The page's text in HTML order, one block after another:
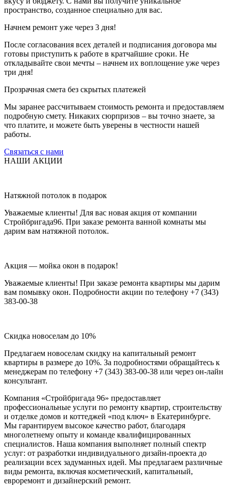
пространство, созданное специально для вас.
Начнем ремонт уже через 3 дня!
После согласования всех деталей и подписания договора мы
готовы приступить к работе в кратчайшие сроки. Не
откладывайте свои мечты – начнем их воплощение уже через
три дня!
Прозрачная смета без скрытых платежей
Мы заранее рассчитываем стоимость ремонта и предоставляем
подробную смету. Никаких сюрпризов – вы точно знаете, за
что платите, и можете быть уверены в честности нашей
работы.
Связаться с нами
НАШИ АКЦИИ
Натяжной потолок в подарок
Уважаемые клиенты! Для вас новая акция от компании
Стройбригада96. При заказе ремонта ванной комнаты мы
дарим вам натяжной потолок.
Акция — мойка окон в подарок!
Уважаемые клиенты! При заказе ремонта квартиры мы дарим
вам помывку окон. Подробности акции по телефону +7 (343)
383-00-38
Скидка новоселам до 10%
Предлагаем новоселам скидку на капитальный ремонт
квартиры в размере до 10%. За подробностями обращайтесь к
менеджерам по телефону +7 (343) 383-00-38 или через он-лайн
консультант.
Компания «Стройбригада 96» предоставляет
профессиональные услуги по ремонту квартир, строительству
и отделке домов и коттеджей «под ключ» в Екатеринбурге.
Мы гарантируем высокое качество работ, благодаря
многолетнему опыту и команде квалифицированных
специалистов. Наша компания выполняет полный спектр
услуг: от разработки индивидуального дизайн-проекта до
реализации всех задуманных идей. Мы предлагаем различные
виды ремонта, включая косметический, капитальный,
евроремонт и дизайнерский ремонт.